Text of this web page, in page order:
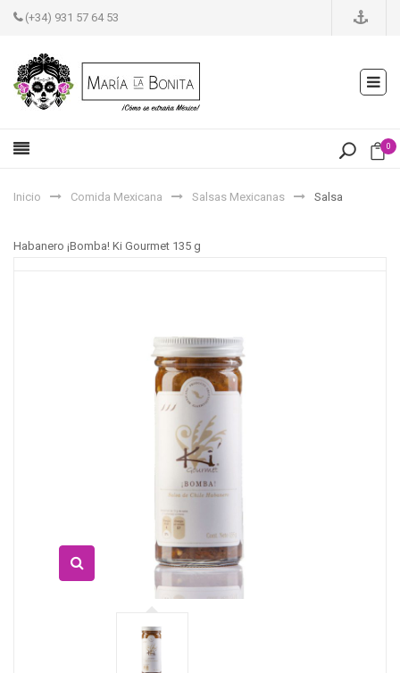
(+34) 931 57 64 53
0
Inicio Comida Mexicana Salsas Mexicanas Salsa
Habanero ¡Bomba! Ki Gourmet 135 g